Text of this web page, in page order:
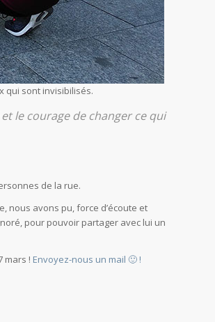
qui sont invisibilisés.
le courage de changer ce qui
de la rue.
nous avons pu, force d’écoute et
pour pouvoir partager avec lui un
mars ! Envoyez-nous un mail 🙂 !